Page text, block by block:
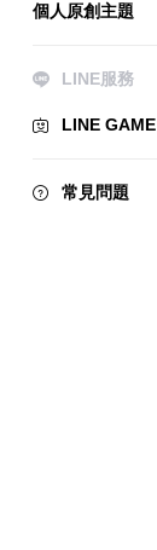
個人原創主題
LINE服務
LINE GAME
常見問題